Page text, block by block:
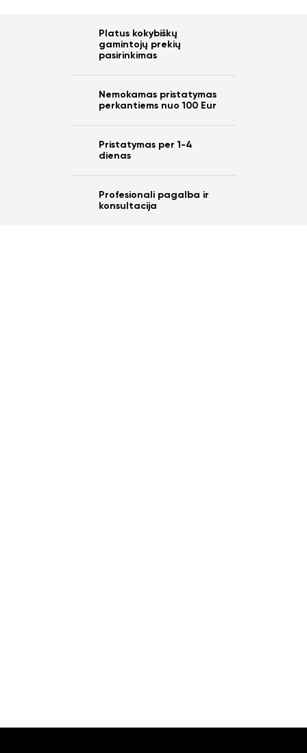
Platus kokybiškų
gamintojų prekių
pasirinkimas
Nemokamas pristatymas
perkantiems nuo 100 Eur
Pristatymas per 1-4
dienas
Profesionali pagalba ir
konsultacija